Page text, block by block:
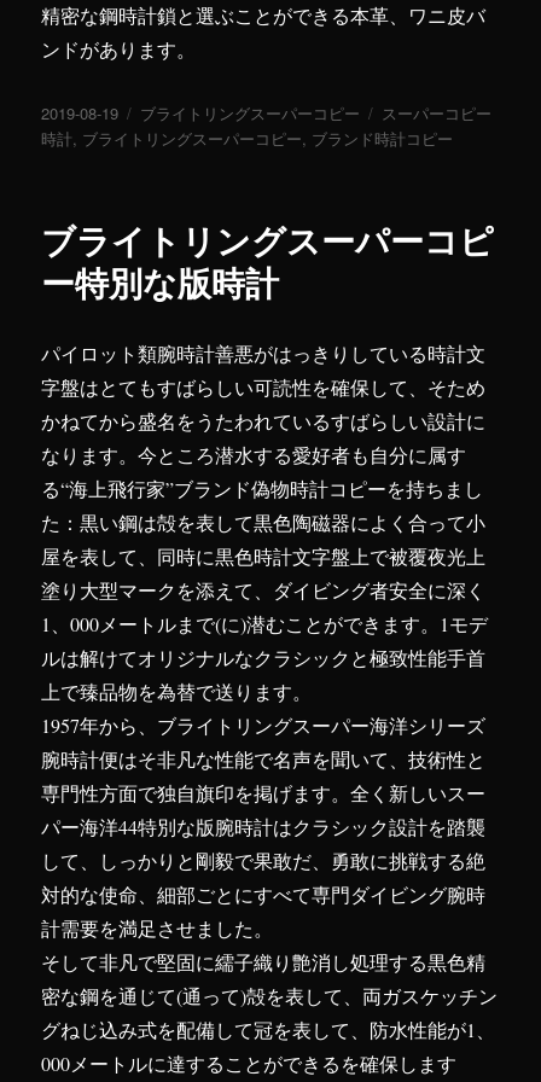
精密な鋼時計鎖と選ぶことができる本革、ワニ皮バ
ンドがあります。
投
稿
2019-08-19
カ
テ
ブライトリングスーパーコピー
タ
グ
スーパーコピー
時計, ブライトリングスーパーコピー, ブランド時計コピー
ブライトリングスーパーコピ
ー特別な版時計
パイロット類腕時計善悪がはっきりしている時計文
字盤はとてもすばらしい可読性を確保して、そため
かねてから盛名をうたわれているすばらしい設計に
なります。今ところ潜水する愛好者も自分に属す
る“海上飛行家”ブランド偽物時計コピーを持ちまし
た：黒い鋼は殻を表して黒色陶磁器によく合って小
屋を表して、同時に黒色時計文字盤上で被覆夜光上
塗り大型マークを添えて、ダイビング者安全に深く
1、000メートルまで(に)潜むことができます。1モデ
ルは解けてオリジナルなクラシックと極致性能手首
上で臻品物を為替で送ります。
1957年から、ブライトリングスーパー海洋シリーズ
腕時計便はそ非凡な性能で名声を聞いて、技術性と
専門性方面で独自旗印を掲げます。全く新しいスー
パー海洋44特別な版腕時計はクラシック設計を踏襲
して、しっかりと剛毅で果敢だ、勇敢に挑戦する絶
対的な使命、細部ごとにすべて専門ダイビング腕時
計需要を満足させました。
そして非凡で堅固に繻子織り艶消し処理する黒色精
密な鋼を通じて(通って)殻を表して、両ガスケッチン
グねじ込み式を配備して冠を表して、防水性能が1、
000メートルに達することができるを確保します